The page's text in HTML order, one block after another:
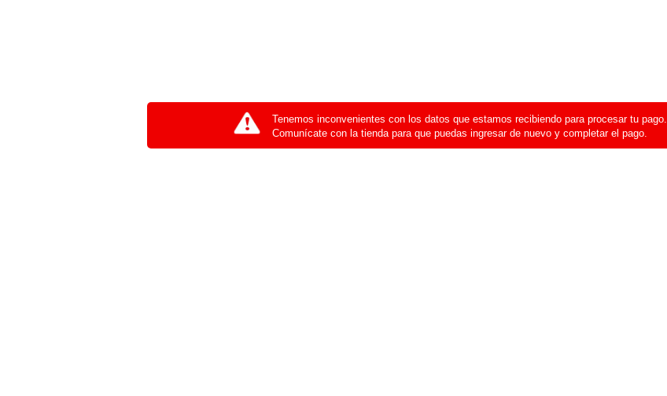
Tenemos inconvenientes con los datos que estamos recibiendo para procesar tu pago.
Comunícate con la tienda para que puedas ingresar de nuevo y completar el pago.